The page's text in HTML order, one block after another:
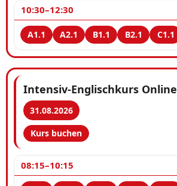
10:30–12:30
Intensiv-Englischkurs Online
31.08.2026
Kurs buchen
08:15–10:15